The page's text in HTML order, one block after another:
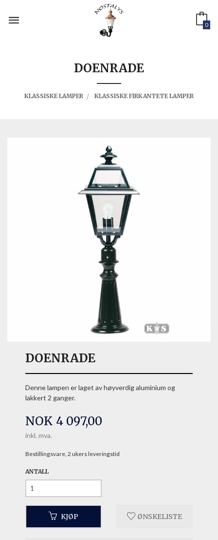
innholdet
0
DOENRADE
KLASSISKE LAMPER KLASSISKE FIRKANTETE LAMPER
DOENRADE
Denne lampen er laget av høyverdig aluminium og
lakkert 2 ganger.
Pris
NOK 4 097,00
inkl. mva.
Bestillingsvare, 2 ukers leveringstid
ANTALL
KJØP ØNSKELISTE